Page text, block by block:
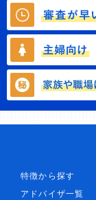
特徴から探す
アドバイザ一覧